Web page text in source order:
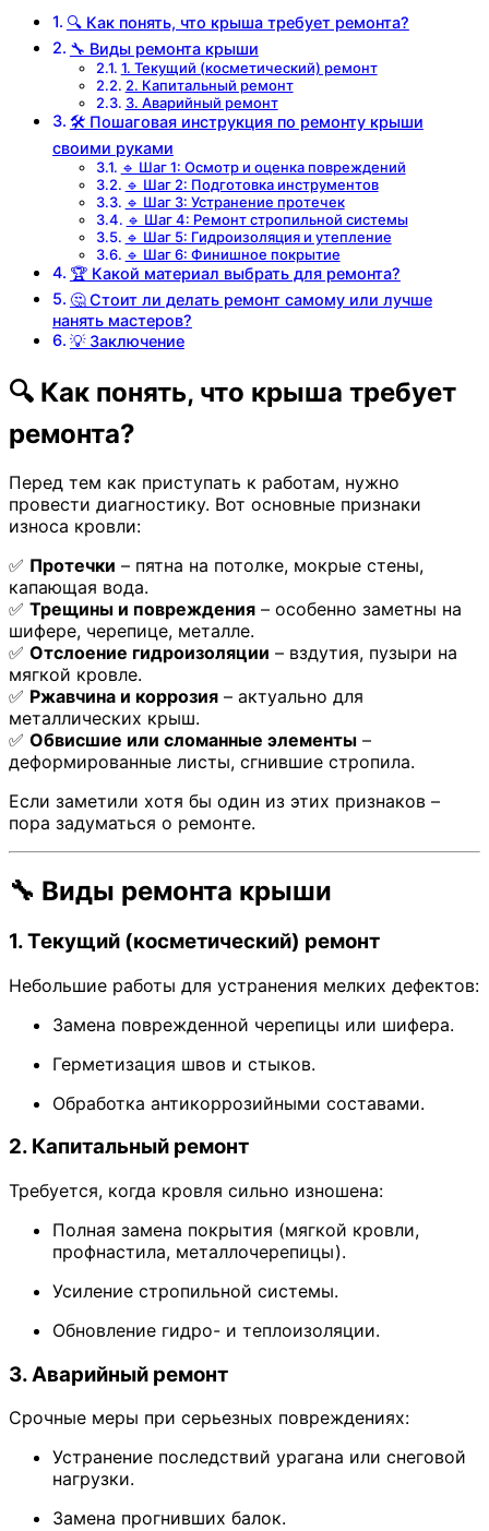
🔍 Как понять, что крыша требует ремонта?
🔧 Виды ремонта крыши
1. Текущий (косметический) ремонт
2. Капитальный ремонт
3. Аварийный ремонт
🛠 Пошаговая инструкция по ремонту крыши
своими руками
🔹 Шаг 1: Осмотр и оценка повреждений
🔹 Шаг 2: Подготовка инструментов
🔹 Шаг 3: Устранение протечек
🔹 Шаг 4: Ремонт стропильной системы
🔹 Шаг 5: Гидроизоляция и утепление
🔹 Шаг 6: Финишное покрытие
🏆 Какой материал выбрать для ремонта?
🤔 Стоит ли делать ремонт самому или лучше
нанять мастеров?
💡 Заключение
🔍 Как понять, что крыша требует
ремонта?
Перед тем как приступать к работам, нужно
провести диагностику. Вот основные признаки
износа кровли:
✅ Протечки – пятна на потолке, мокрые стены,
капающая вода.
✅ Трещины и повреждения – особенно заметны на
шифере, черепице, металле.
✅ Отслоение гидроизоляции – вздутия, пузыри на
мягкой кровле.
✅ Ржавчина и коррозия – актуально для
металлических крыш.
✅ Обвисшие или сломанные элементы –
деформированные листы, сгнившие стропила.
Если заметили хотя бы один из этих признаков –
пора задуматься о ремонте.
🔧 Виды ремонта крыши
1. Текущий (косметический) ремонт
Небольшие работы для устранения мелких дефектов:
Замена поврежденной черепицы или шифера.
Герметизация швов и стыков.
Обработка антикоррозийными составами.
2. Капитальный ремонт
Требуется, когда кровля сильно изношена:
Полная замена покрытия (мягкой кровли,
профнастила, металлочерепицы).
Усиление стропильной системы.
Обновление гидро- и теплоизоляции.
3. Аварийный ремонт
Срочные меры при серьезных повреждениях:
Устранение последствий урагана или снеговой
нагрузки.
Замена прогнивших балок.